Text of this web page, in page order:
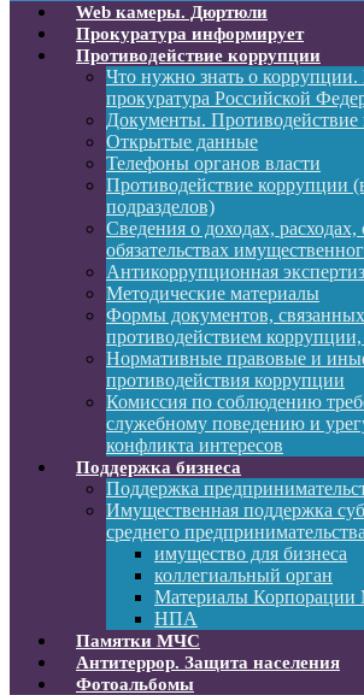
Web камеры. Дюртюли
Прокуратура информирует
Противодействие коррупции
Что нужно знать о коррупции.
прокуратура Российской
Документы. Противодействие
Открытые данные
Телефоны органов власти
Противодействие коррупции
подразделов)
Сведения о доходах,
обязательствах
Антикоррупционная
Методические материалы
Формы документов,
противодействием
Нормативные правовые и
противодействия коррупции
Комиссия по соблюдению
служебному поведению и
конфликта интересов
Поддержка бизнеса
Поддержка
Имущественная поддержка
среднего предпринимательства
имущество для бизнеса
коллегиальный орган
Материалы
НПА
Памятки МЧС
Антитеррор. Защита населения
Фотоальбомы